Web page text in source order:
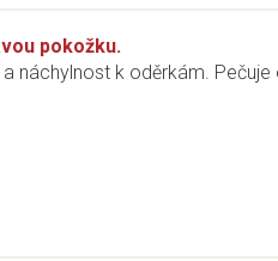
pokožku.
náchylnost k oděrkám.